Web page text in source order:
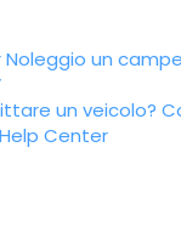
Noleggio un
un veicolo?
Help Center